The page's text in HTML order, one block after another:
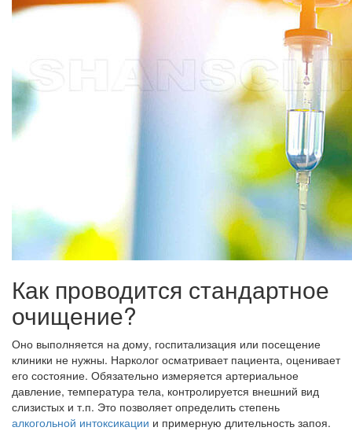
Как проводится стандартное
очищение?
Оно выполняется на дому, госпитализация или посещение
клиники не нужны. Нарколог осматривает пациента, оценивает
его состояние. Обязательно измеряется артериальное
давление, температура тела, контролируется внешний вид
слизистых и т.п. Это позволяет определить степень
алкогольной интоксикации и примерную длительность запоя.